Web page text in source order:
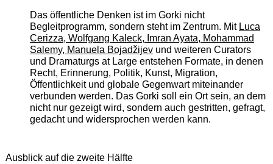
Das öffentliche Denken ist im Gorki nicht
Begleitprogramm, sondern steht im Zentrum. Mit Luca
Cerizza, Wolfgang Kaleck, Imran Ayata, Mohammad
Salemy, Manuela Bojadžijevund weiteren Curators
und Dramaturgs at Large entstehen Formate, in denen
Recht, Erinnerung, Politik, Kunst, Migration,
Öffentlichkeit und globale Gegenwart miteinander
verbunden werden. Das Gorki soll ein Ort sein, an dem
nicht nur gezeigt wird, sondern auch gestritten, gefragt,
gedacht und widersprochen werden kann.
Ausblick auf die zweite Hälfte